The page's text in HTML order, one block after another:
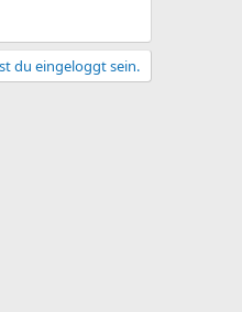
du eingeloggt sein.